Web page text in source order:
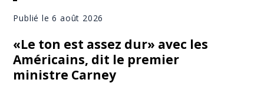
Publié le 6 août 2026
«Le ton est assez dur» avec les
Américains, dit le premier
ministre Carney